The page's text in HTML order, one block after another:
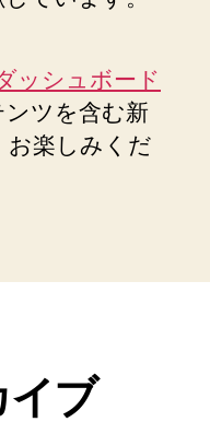
ッシュボード
ツを含む新
お楽しみくだ
イブ